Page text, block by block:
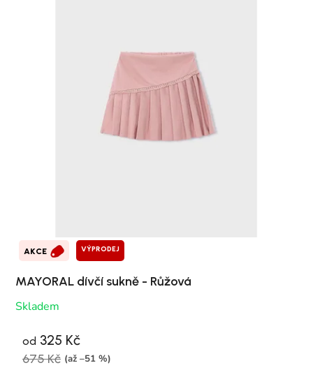
AKCE VÝPRODEJ
MAYORAL dívčí sukně - Růžová
Skladem
od 325 Kč
675 Kč (až –51 %)